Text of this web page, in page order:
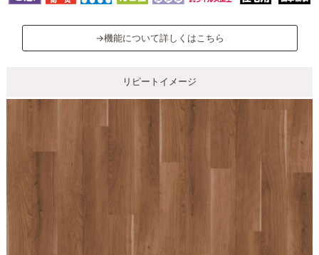
→機能について詳しくはこちら
リピートイメージ